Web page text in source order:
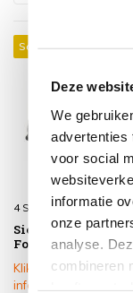
Deze
We
advertenties
voor social
informatie
onze
analyse.
combineren
Sale 16%
4 Seasons Outdoor
Sierkussen 30x60
Fontalina Dark
Klik op het product
informatie